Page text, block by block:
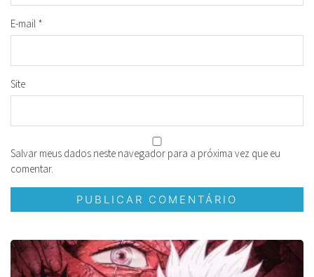
E-mail *
Site
Salvar meus dados neste navegador para a próxima vez que eu
comentar.